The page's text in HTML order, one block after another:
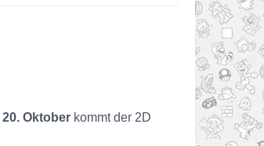
20. Oktober kommt der 2D